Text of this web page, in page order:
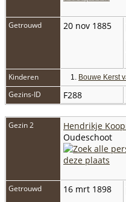
Getrouwd 20 nov 1885
Kinderen 1. Bouwe Kerst
Gezins-ID F288
Gezin 2 Hendrikje
Oudeschoot
Getrouwd 16 mrt 1898